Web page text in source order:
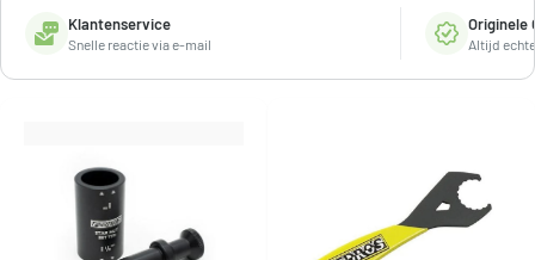
Klantenservice
Snelle reactie via e-mail
Originele
Altijd